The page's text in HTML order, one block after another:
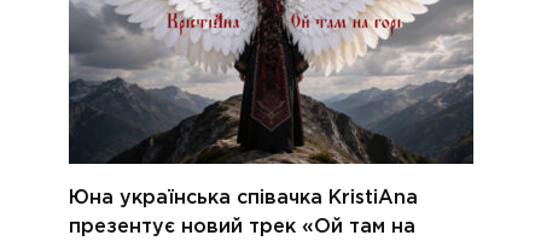
Юна українська співачка KristiAna
презентує новий трек «Ой там на